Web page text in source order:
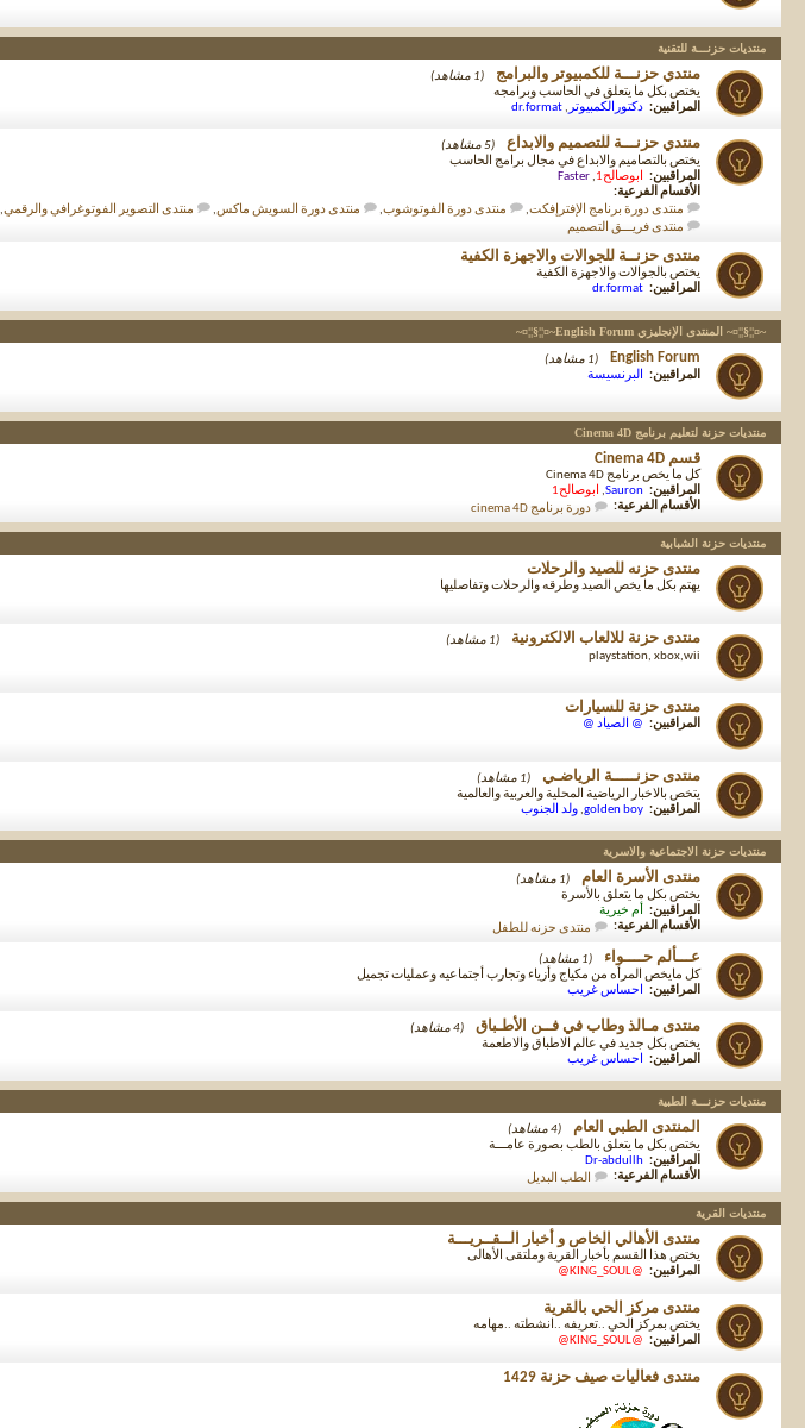
منتديات حزنـــة للتقنية
منتدي حزنـــة للكمبيوتر والبرامج
(1 مشاهد)
يختص بكل ما يتعلق في الحاسب وبرامجه
المراقبين: دكتورالكمبيوتر ,
dr.format
منتدي حزنـــة للتصميم والابداع
(5 مشاهد)
يختص بالتصاميم والابداع في مجال برامج الحاسب
المراقبين:
ابوصالح1 ,
Faster
الأقسام الفرعية:
منتدى دورة برنامج الإفترإفكت, منتدى دورة الفوتوشوب, منتدى دورة السويش ماكس, منتدى التصوير الفوتوغرافي والرقمي,
منتدى فريـــق التصميم
منتدى حزنــة للجوالات والاجهزة الكفية
يختص بالجوالات والاجهزة الكفية
المراقبين: dr.format
~¤¦¦§¦¦¤~ المنتدى الإنجليزي English Forum~¤¦¦§¦¦¤~
English Forum
(1 مشاهد)
المراقبين:
البرنسيسة
منتديات حزنة لتعليم برنامج Cinema 4D
قسم Cinema 4D
كل ما يخص برنامج Cinema 4D
المراقبين: Sauron
,
ابوصالح1
الأقسام الفرعية:
دورة برنامج cinema 4D
منتديات حزنة الشبابية
منتدى حزنه للصيد والرحلات
يهتم بكل ما يخص الصيد وطرقه والرحلات وتفاصليها
منتدى حزنة للالعاب الالكترونية
(1 مشاهد)
playstation, xbox,wii
منتدى حزنة للسيارات
المراقبين: @ الصياد @
منتدى حزنـــــة الرياضـي
(1 مشاهد)
يتخص بالاخبار الرياضية المحلية والعربية والعالمية
المراقبين: golden boy
,ولد الجنوب
منتديات حزنة الاجتماعية والاسرية
منتدى الأسرة العام
(1 مشاهد)
يختص بكل ما يتعلق بالأسرة
المراقبين:
أم خيرية
الأقسام الفرعية:
منتدى حزنه للطفل
عـــألم حــــواء
(1 مشاهد)
كل مايخص المرأه من مكياج وأزياء وتجارب أجتماعيه وعمليات تجميل
المراقبين:
احساس غريب
منتدى مـالذ وطاب في فــن الأطـباق
(4 مشاهد)
يختص بكل جديد في عالم الاطباق والاطعمة
المراقبين:
احساس غريب
منتديات حزنـــة الطبية
المنتدى الطبي العام
(4 مشاهد)
يختص بكل ما يتعلق بالطب بصورة عامـــة
المراقبين: Dr-abdullh
الأقسام الفرعية:
الطب البديل
منتديات القرية
منتدى الأهالي الخاص و أخبار الــقــريـــة
يختص هذا القسم بأخبار القرية وملتقى الأهالى
المراقبين: @KING_SOUL@
منتدى مركز الحي بالقرية
يختص بمركز الحي ..تعريفه ..انشطته ..مهامه
المراقبين: @KING_SOUL@
منتدى فعاليات صيف حزنة 1429